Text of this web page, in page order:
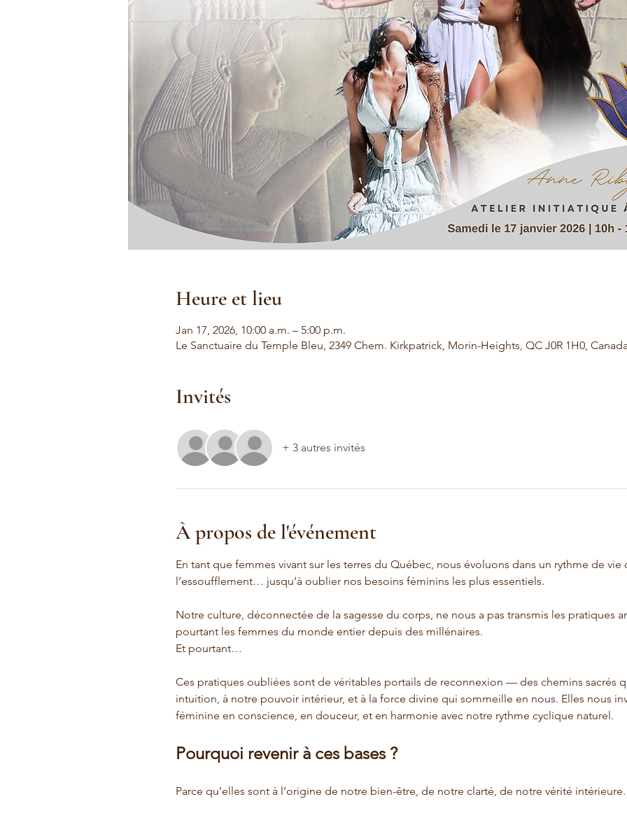
Heure et lieu
Jan 17, 2026, 10:00 a.m. – 5:00 p.m.
Le Sanctuaire du Temple Bleu, 2349 Chem. Kirkpatrick, Morin-Heights, QC J0R 1H0,
Invités
+ 3 autres invités
À propos de l'événement
En tant que femmes vivant sur les terres du Québec, nous évoluons dans un rythme de
l’essoufflement… jusqu’à oublier nos besoins féminins les plus essentiels.
Notre culture, déconnectée de la sagesse du corps, ne nous a pas transmis les pratiques
pourtant les femmes du monde entier depuis des millénaires.
Et pourtant…
Ces pratiques oubliées sont de véritables portails de reconnexion — des chemins sacrés
intuition, à notre pouvoir intérieur, et à la force divine qui sommeille en nous. Elles nous
féminine en conscience, en douceur, et en harmonie avec notre rythme cyclique naturel.
Pourquoi revenir à ces bases ?
Parce qu’elles sont à l’origine de notre bien-être, de notre clarté, de notre vérité intérieure.